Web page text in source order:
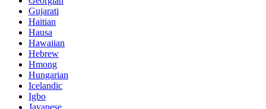
Gujarati
Haitian
Hausa
Hawaiian
Hebrew
Hmong
Hungarian
Icelandic
Igbo
Javanese